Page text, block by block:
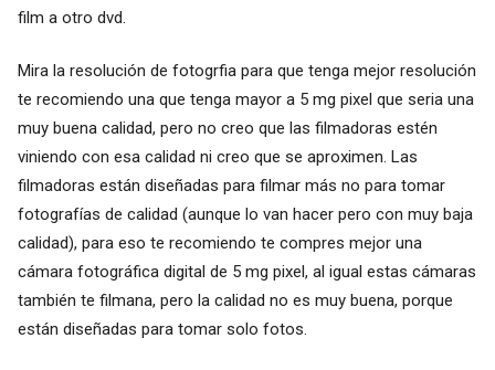
film a otro dvd.
Mira la resolución de fotogrfia para que tenga mejor resolución
te recomiendo una que tenga mayor a 5 mg pixel que seria una
muy buena calidad, pero no creo que las filmadoras estén
viniendo con esa calidad ni creo que se aproximen. Las
filmadoras están diseñadas para filmar más no para tomar
fotografías de calidad (aunque lo van hacer pero con muy baja
calidad), para eso te recomiendo te compres mejor una
cámara fotográfica digital de 5 mg pixel, al igual estas cámaras
también te filmana, pero la calidad no es muy buena, porque
están diseñadas para tomar solo fotos.